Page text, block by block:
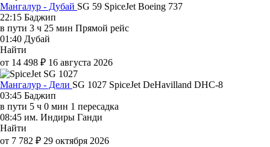
Мангалур - Дубай SG 59 SpiceJet Boeing 737
22:15 Баджип
в пути 3 ч 25 мин Прямой рейс
01:40 Дубай
Найти
от 14 498 ₽ 16 августа 2026
Мангалур - Дели SG 1027 SpiceJet DeHavilland DHC-8
03:45 Баджип
в пути 5 ч 0 мин 1 пересадка
08:45 им. Индиры Ганди
Найти
от 7 782 ₽ 29 октября 2026